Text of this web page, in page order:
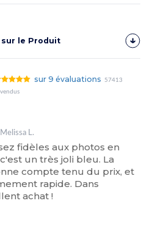
le Produit
sur 9 évaluations
57413
L.
fidèles aux photos en
un très joli bleu. La
compte tenu du prix, et
rapide. Dans
achat !